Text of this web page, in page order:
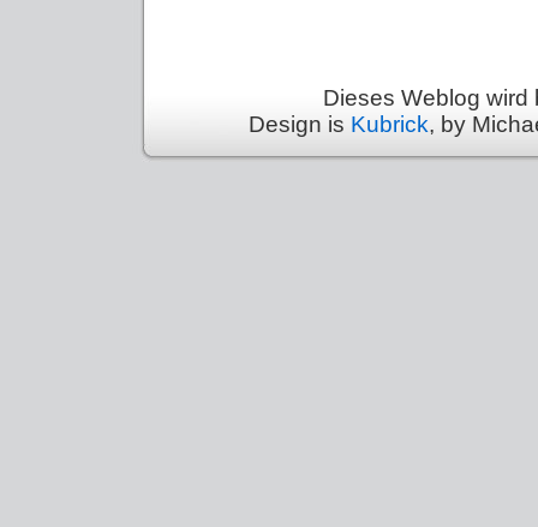
Dieses Weblog
Design is Kubrick, by